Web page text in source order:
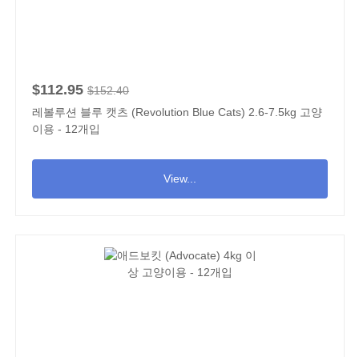
$112.95 $152.40
레볼루션 블루 캣츠 (Revolution Blue Cats) 2.6-7.5kg 고양
이용 - 12개입
View...